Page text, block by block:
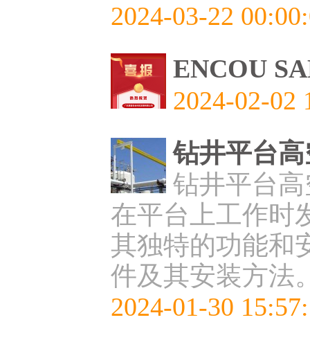
2024-03-22
ENCOU
2024-02-02
钻井平台
钻井平台
在平台上工作时
其独特的功能和
件及其安装方法
2024-01-30